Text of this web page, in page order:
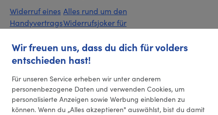
Widerruf eines
Handyvertrags
möglich ist
und wie man
Kündigung
widerrufen
Alles rund um den
Widerrufsjoker für
Der Widerruf einer
Versicherung
Die
Widerrufsbelehrung
- Eine wichtige
Wir freuen uns, dass du dich für volders
entschieden hast!
Für unseren Service erheben wir unter anderem
personenbezogene Daten und verwenden Cookies, um
personalisierte Anzeigen sowie Werbung einblenden zu
können. Wenn du „Alles akzeptieren" auswählst, bist du damit